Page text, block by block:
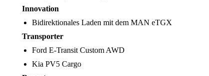
Innovation
Bidirektionales Laden mit dem MAN eTGX
Transporter
Ford E-Transit Custom AWD
Kia PV5 Cargo